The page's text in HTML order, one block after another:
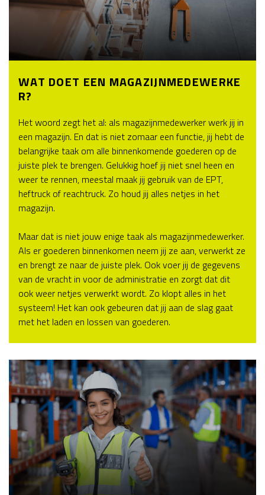
WAT DOET EEN MAGAZIJNMEDEWERKE
R?
Het woord zegt het al: als magazijnmedewerker werk jij in
een magazijn. En dat is niet zomaar een functie, jij hebt de
belangrijke taak om alle binnenkomende goederen op de
juiste plek te brengen. Gelukkig hoef jij niet snel heen en
weer te rennen, meestal maak jij gebruik van de EPT,
heftruck of reachtruck. Zo houd jij alles netjes in het
magazijn.
Maar dat is niet jouw enige taak als magazijnmedewerker.
Als er goederen binnenkomen neem jij ze aan, verwerkt ze
en brengt ze naar de juiste plek. Ook voer jij de gegevens
van de vracht in voor de administratie en zorgt dat dit
ook weer netjes verwerkt wordt. Zo klopt alles in het
systeem! Het kan ook gebeuren dat jij aan de slag gaat
met het laden en lossen van goederen.